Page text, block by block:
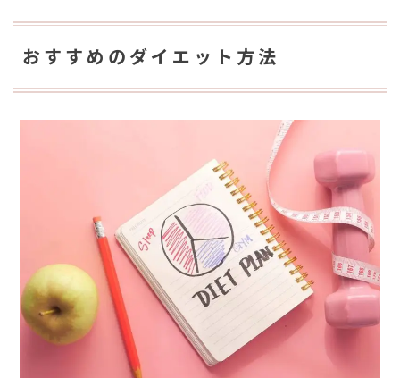
おすすめのダイエット方法